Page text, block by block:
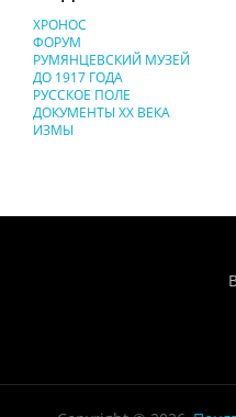
ХРОНОС
ФОРУМ
РУМЯНЦЕВСКИЙ МУЗЕЙ
ДО 1917 ГОДА
РУССКОЕ ПОЛЕ
ДОКУМЕНТЫ XX ВЕКА
ИЗМЫ